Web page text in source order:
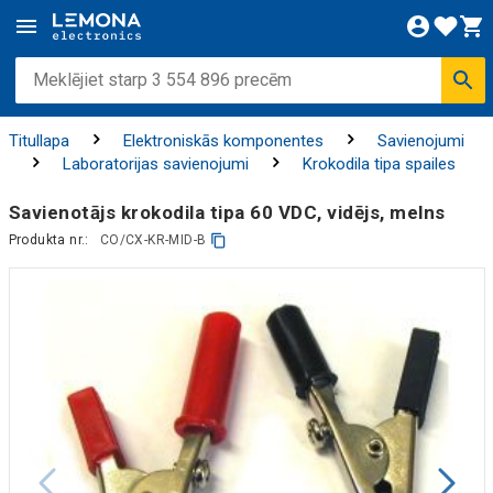
Titullapa Elektroniskās komponentes
Savienojumi
Laboratorijas savienojumi
Krokodila tipa spailes
Savienotājs krokodila tipa 60 VDC, vidējs, melns
Produkta nr.: CO/CX-KR-MID-B